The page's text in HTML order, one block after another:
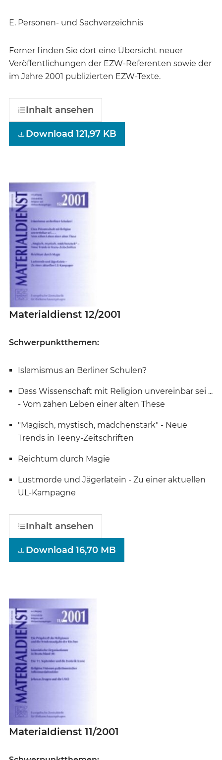
E. Personen- und Sachverzeichnis
Ferner finden Sie dort eine Übersicht neuer
Veröffentlichungen der EZW-Referenten sowie der
im Jahre 2001 publizierten EZW-Texte.
Inhalt ansehen
Download 121,97 KB
Materialdienst 12/2001
Schwerpunktthemen:
Islamismus an Berliner Schulen?
Dass Wissenschaft mit Religion unvereinbar sei ...
- Vom zähen Leben einer alten These
"Magisch, mystisch, mädchenstark" - Neue
Trends in Teeny-Zeitschriften
Reichtum durch Magie
Lustmorde und Jägerlatein - Zu einer aktuellen
UL-Kampagne
Inhalt ansehen
Download 16,70 MB
Materialdienst 11/2001